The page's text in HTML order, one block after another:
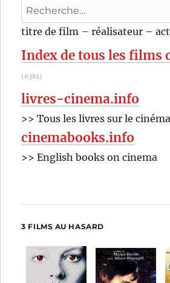
Recherche
pour
:
titre de film – réalisateur –
Index de tous les films
(6381)
livres-cinema.info
>> Tous les livres sur le cinéma
cinemabooks.info
>> English books on cinema
3 FILMS AU HASARD